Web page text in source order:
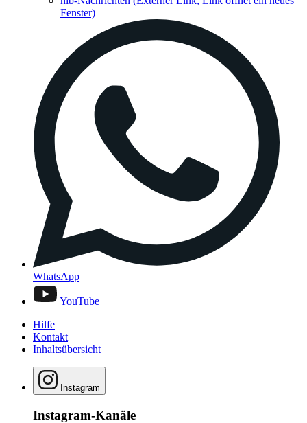
Fenster)
WhatsApp
YouTube
Hilfe
Kontakt
Inhaltsübersicht
Instagram
Instagram-Kanäle